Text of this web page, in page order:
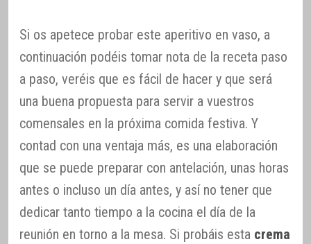
Si os apetece probar este aperitivo en vaso, a
continuación podéis tomar nota de la receta paso
a paso, veréis que es fácil de hacer y que será
una buena propuesta para servir a vuestros
comensales en la próxima comida festiva. Y
contad con una ventaja más, es una elaboración
que se puede preparar con antelación, unas horas
antes o incluso un día antes, y así no tener que
dedicar tanto tiempo a la cocina el día de la
reunión en torno a la mesa. Si probáis esta crema